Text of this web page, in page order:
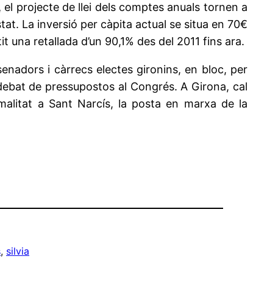
projecte de llei dels comptes anuals tornen a
La inversió per càpita actual se situa en 70€
retallada d’un 90,1% des del 2011 fins ara.
i càrrecs electes gironins, en bloc, per
de pressupostos al Congrés. A Girona, cal
a Sant Narcís, la posta en marxa de la
, silvia